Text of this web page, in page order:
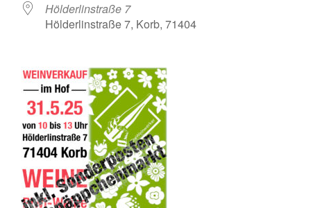
Hölderlinstraße 7
Hölderlinstraße 7, Korb, 71404